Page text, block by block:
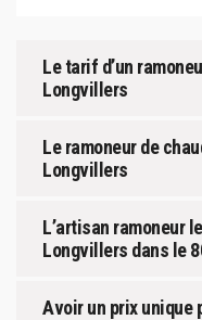
Le tarif d’un
Longvillers
Le ramoneur de
Longvillers
L’artisan ramoneur
Longvillers dans le
Avoir un prix unique